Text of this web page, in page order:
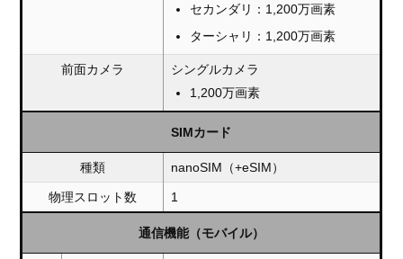
セカンダリ：1,200万画素
ターシャリ：1,200万画素
前面カメラ
シングルカメラ
1,200万画素
SIMカード
種類 nanoSIM（+eSIM）
物理スロット数 1
通信機能（モバイル）